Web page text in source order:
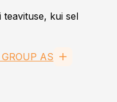
teavituse, kui sel
AS